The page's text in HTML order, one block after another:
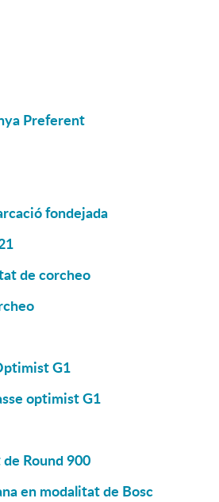
Preferent
fondejada
de corcheo
G1
optimist G1
Round 900
en modalitat de Bosc